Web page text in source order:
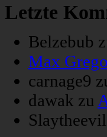
Letzte
Belzebub
Max
carnage9
dawak zu
Slaytheevil